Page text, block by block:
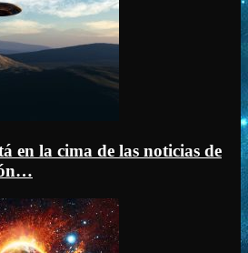
en la cima de las noticias de